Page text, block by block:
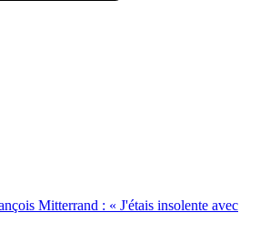
Mitterrand : « J'étais insolente avec